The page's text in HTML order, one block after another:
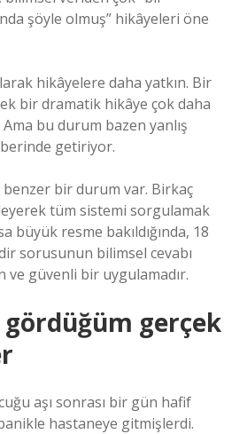
şöyle olmuş” hikâyeleri öne
hikâyelere daha yatkın. Bir
bir dramatik hikâye çok daha
Ama bu durum bazen yanlış
getiriyor.
benzer bir durum var. Birkaç
tüm sistemi sorgulamak
büyük resme bakıldığında, 18
sorusunun bilimsel cevabı
güvenli bir uygulamadır.
gördüğüm gerçek
aşı sonrası bir gün hafif
hastaneye gitmişlerdi.